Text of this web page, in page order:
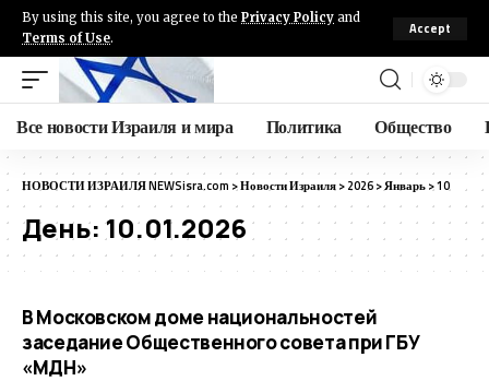
By using this site, you agree to the Privacy Policy and
Terms of Use.
Accept
Все новости Израиля и мира Политика Общество
НОВОСТИ ИЗРАИЛЯ NEWSisra.com >Новости Израиля>2026>Январь>10
День:10.01.2026
В Московском доме национальностей
заседание Общественного совета при ГБУ
«МДН»